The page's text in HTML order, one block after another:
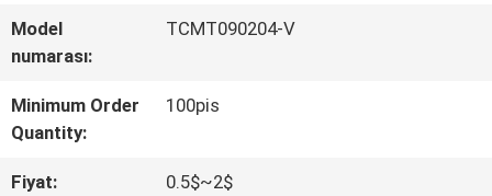
FABRIKA
TURU
KALITE
Model
numarası:
TCMT090204-V
Minimum Order
Quantity:
100pis
Fiyat: 0.5$~2$